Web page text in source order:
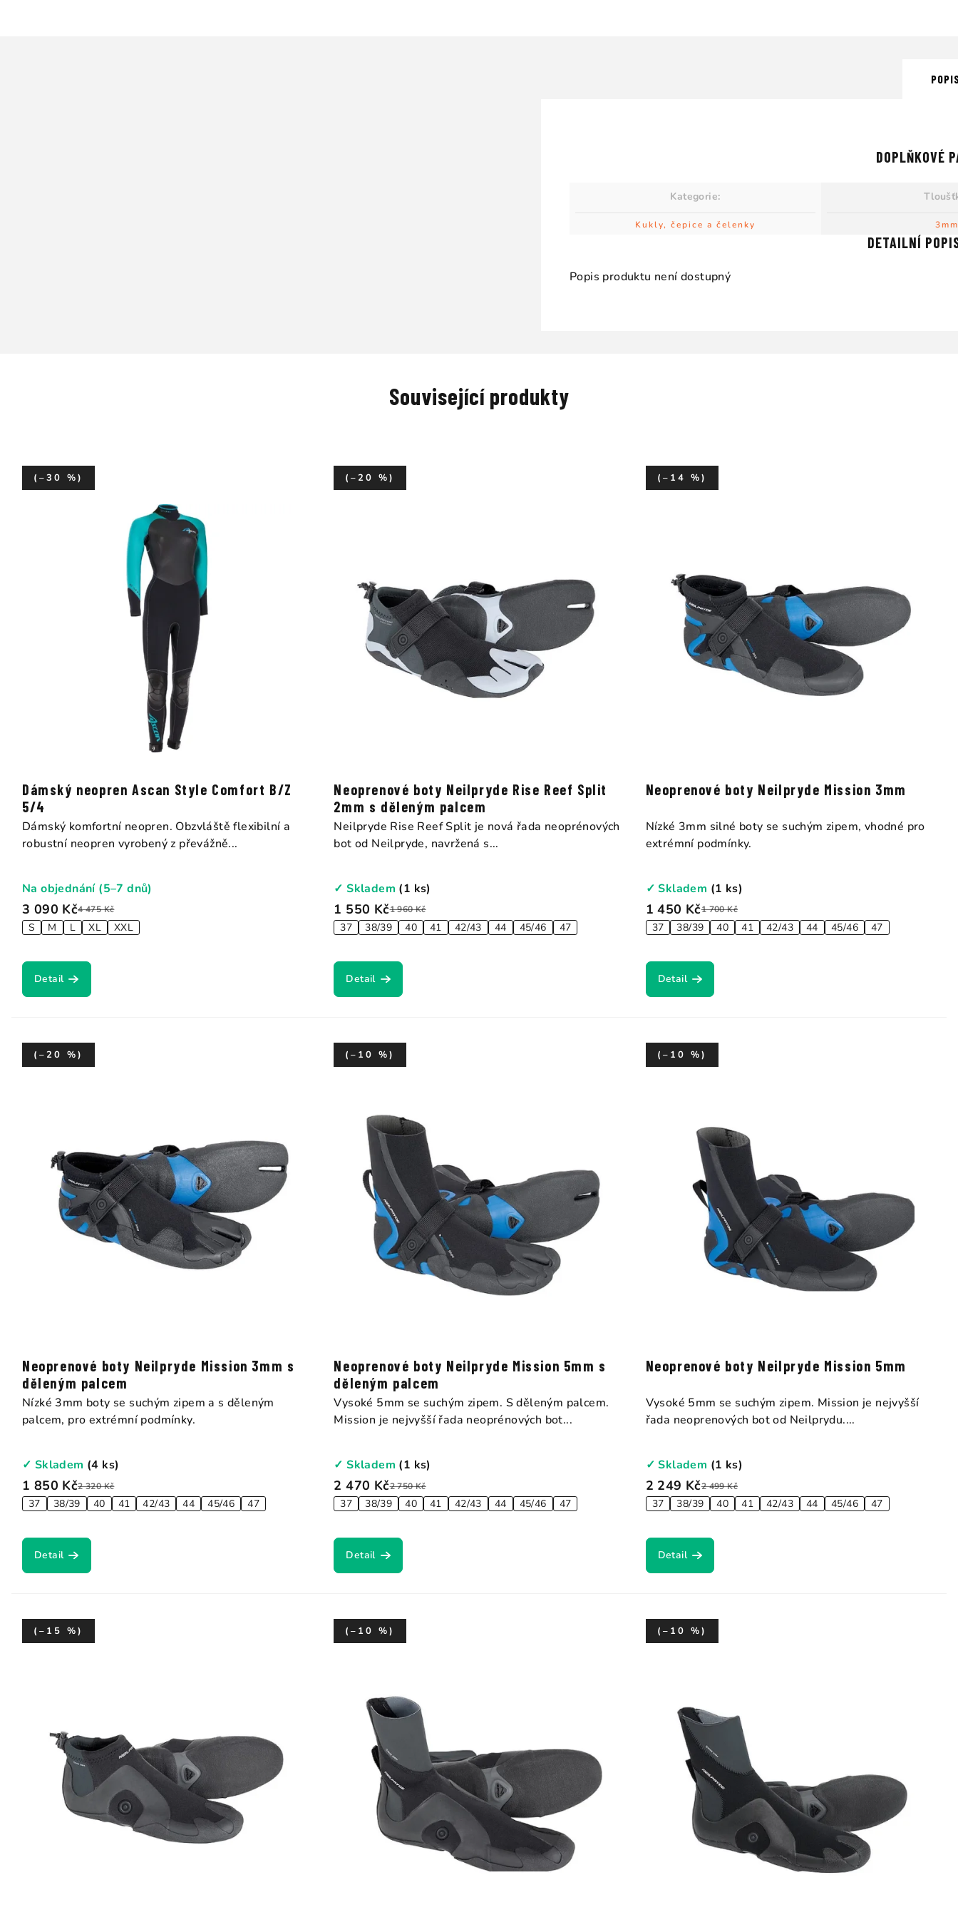
DETAILNÍ
Popis produktu není dostupný
DOPLŇKOVÉ
Kategorie:
Kukly, čepice a čelenky 3mm
Související produkty
Dámský neopren Ascan Style Comfort B/Z
5/4
3 090 Kč4 475 Kč
(–30 %)
S M L XL XXL
Na objednání (5–7 dnů)
Detail
Dámský komfortní neopren. Obzvláště flexibilní a
robustní neopren vyrobený z převážně...
Neoprenové boty Neilpryde Rise Reef Split
2mm s děleným palcem
1 550 Kč1 960 Kč
(–20 %)
37 38/39 40 41 42/43 44 45/46 47
✓ Skladem (1 ks)
Detail
Neilpryde Rise Reef Split je nová řada neoprénových
bot od Neilpryde, navržená s...
Neoprenové boty Neilpryde Mission 3mm
1 450 Kč1 700 Kč
(–14 %)
37 38/39 40 41 42/43 44 45/46 47
✓ Skladem (1 ks)
Detail
Nízké 3mm silné boty se suchým zipem, vhodné pro
extrémní podmínky.
Neoprenové boty Neilpryde Mission 3mm s
děleným palcem
1 850 Kč2 320 Kč
(–20 %)
37 38/39 40 41 42/43 44 45/46 47
✓ Skladem (4 ks)
Detail
Nízké 3mm boty se suchým zipem a s děleným
palcem, pro extrémní podmínky.
Neoprenové boty Neilpryde Mission 5mm s
děleným palcem
2 470 Kč2 750 Kč
(–10 %)
37 38/39 40 41 42/43 44 45/46 47
✓ Skladem (1 ks)
Detail
Vysoké 5mm se suchým zipem. S děleným palcem.
Mission je nejvyšší řada neoprénových bot...
Neoprenové boty Neilpryde Mission 5mm
2 249 Kč2 499 Kč
(–10 %)
37 38/39 40 41 42/43 44 45/46 47
✓ Skladem (1 ks)
Detail
Vysoké 5mm se suchým zipem. Mission je nejvyšší
řada neoprenových bot od Neilprydu....
(–15 %) (–10 %) (–10 %)